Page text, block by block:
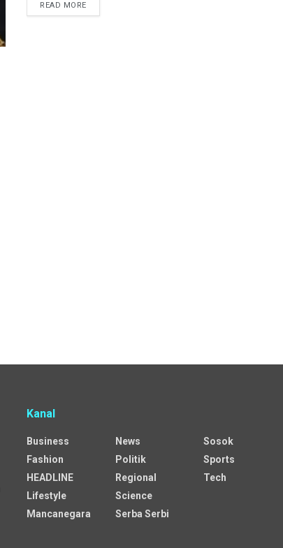
READ MORE
Kanal
Business
Fashion
HEADLINE
Lifestyle
Mancanegara
News
Politik
Regional
Science
Serba Serbi
Sosok
Sports
Tech